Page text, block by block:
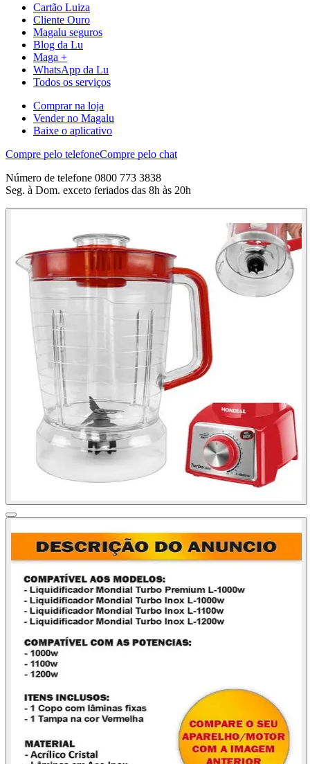
Cartão Luiza
Cliente Ouro
Magalu seguros
Blog da Lu
Maga +
WhatsApp da Lu
Todos os serviços
Comprar na loja
Vender no Magalu
Baixe o aplicativo
Compre pelo telefoneCompre pelo chat
Número de telefone 0800 773 3838
Seg. à Dom. exceto feriados das 8h às 20h